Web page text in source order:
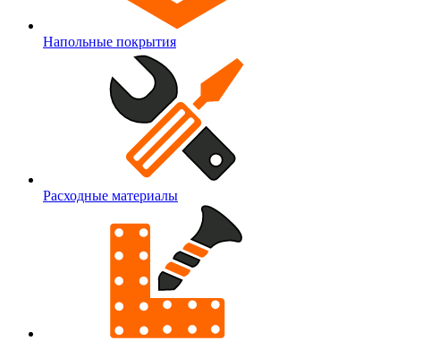
Напольные покрытия
Расходные материалы